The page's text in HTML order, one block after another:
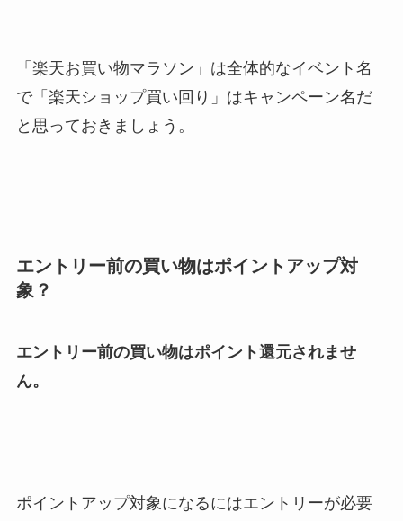
「楽天お買い物マラソン」は全体的なイベント名
で「楽天ショップ買い回り」はキャンペーン名だ
と思っておきましょう。
エントリー前の買い物はポイントアップ対
象？
エントリー前の買い物はポイント還元されませ
ん。
ポイントアップ対象になるにはエントリーが必要